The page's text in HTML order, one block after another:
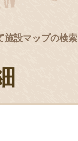
施設マップの検索